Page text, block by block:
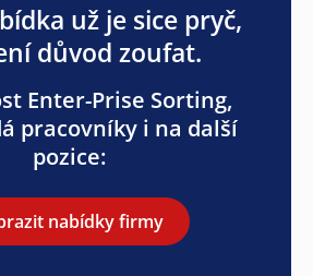
už je sice pryč,
důvod zoufat.
Enter-Prise Sorting,
pracovníky i na další
pozice:
nabídky firmy